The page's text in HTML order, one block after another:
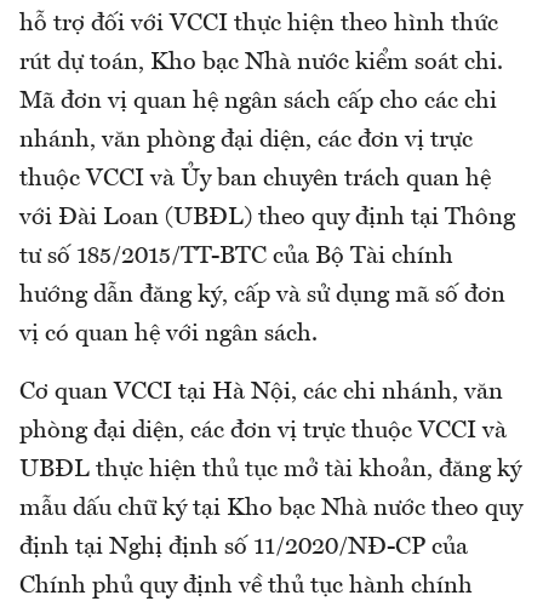
hỗ trợ đối với VCCI thực hiện theo hình thức
rút dự toán, Kho bạc Nhà nước kiểm soát chi.
Mã đơn vị quan hệ ngân sách cấp cho các chi
nhánh, văn phòng đại diện, các đơn vị trực
thuộc VCCI và Ủy ban chuyên trách quan hệ
với Đài Loan (UBĐL) theo quy định tại Thông
tư số 185/2015/TT-BTC của Bộ Tài chính
hướng dẫn đăng ký, cấp và sử dụng mã số đơn
vị có quan hệ với ngân sách.
Cơ quan VCCI tại Hà Nội, các chi nhánh, văn
phòng đại diện, các đơn vị trực thuộc VCCI và
UBĐL thực hiện thủ tục mở tài khoản, đăng ký
mẫu dấu chữ ký tại Kho bạc Nhà nước theo quy
định tại Nghị định số 11/2020/NĐ-CP của
Chính phủ quy định về thủ tục hành chính